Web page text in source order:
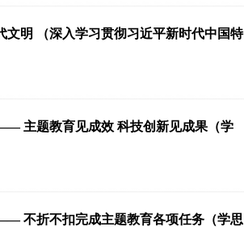
明 （深入学习贯彻习近平新时代中国特
主题教育见成效 科技创新见成果（学
不折不扣完成主题教育各项任务（学思